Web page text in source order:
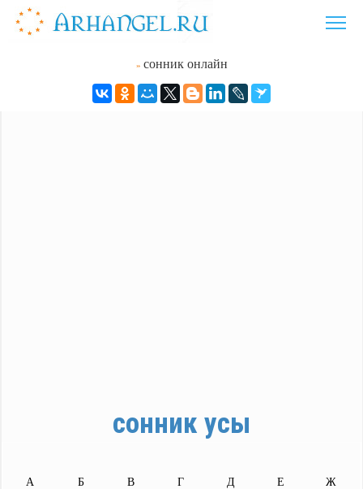
» сонник онлайн
сонник усы
А Б В Г Д Е Ж